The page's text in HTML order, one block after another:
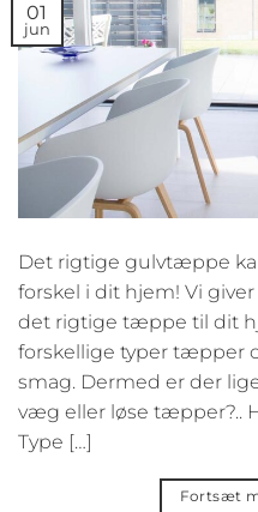
01
jun
Det rigtige gulvtæppe
forskel i dit hjem! Vi
det rigtige tæppe til dit
forskellige typer tæpper
smag. Dermed er der
væg eller løse tæpper?..
Type […]
Fortsæt